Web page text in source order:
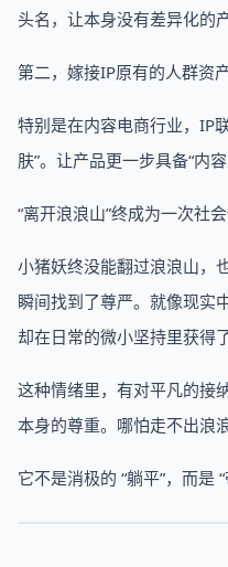
头名，让本身没有差异化的
第二，嫁接IP原有的人群资
特别是在内容电商行业，IP
肤”。让产品更一步具备“内容
“离开浪浪山”终成为一次社会
小猪妖终没能翻过浪浪山，
瞬间找到了尊严。就像现实
却在日常的微小坚持里获得
这种情绪里，有对平凡的接
本身的尊重。哪怕走不出浪
它不是消极的 “躺平”，而是